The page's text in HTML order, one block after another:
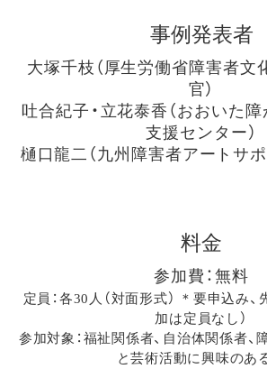
事例発表者
大塚千枝（厚生労働省障害者文
官）
吐合紀子・立花泰香（おおいた
支援センター）
樋口龍二（九州障害者アートサ
料金
参加費：無料
定員：各30人（対面形式） ＊要申込み
加は定員なし）
参加対象：福祉関係者、自治体関係者、
と芸術活動に興味のあ